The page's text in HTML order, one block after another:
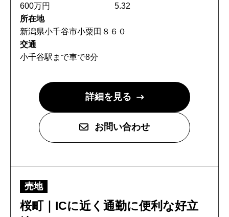
施工事例
建設施工事例
住宅施工事例
会社案内
会社概要
CSR
採用情報
インターンシップのご案内
お問い合わせ
600万円
5.32
所在地
新潟県小千谷市小粟田８６０
交通
小千谷駅まで車で8分
詳細を見る
お問い合わせ
売地
桜町｜ICに近く通勤に便利な好立